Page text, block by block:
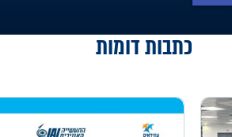
כתבות דומות